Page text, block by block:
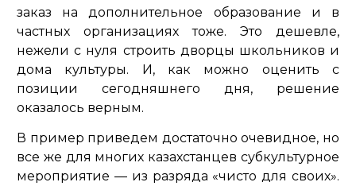
заказ на дополнительное образование и в
частных организациях тоже. Это дешевле,
нежели с нуля строить дворцы школьников и
дома культуры. И, как можно оценить с
позиции сегодняшнего дня, решение
оказалось верным.
В пример приведем достаточно очевидное, но
все же для многих казахстанцев субкультурное
мероприятие — из разряда «чисто для своих».